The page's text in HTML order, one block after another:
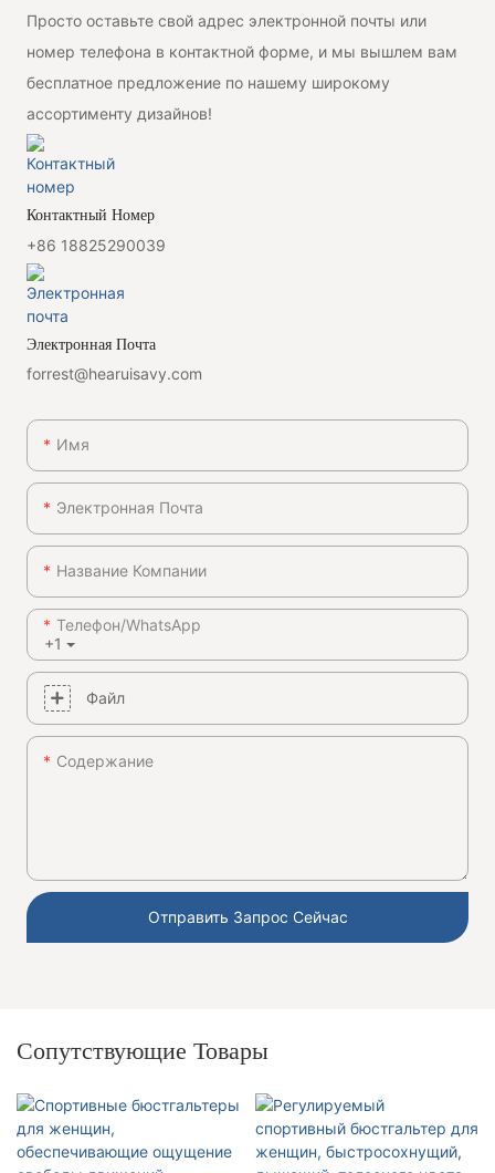
Просто оставьте свой адрес электронной почты или
номер телефона в контактной форме, и мы вышлем вам
бесплатное предложение по нашему широкому
ассортименту дизайнов!
Контактный Номер
+86 18825290039
Электронная Почта
forrest@hearuisavy.com
Имя
Электронная Почта
Название Компании
+1
Телефон/WhatsApp
Файл
Содержание
Отправить Запрос Сейчас
Сопутствующие Товары